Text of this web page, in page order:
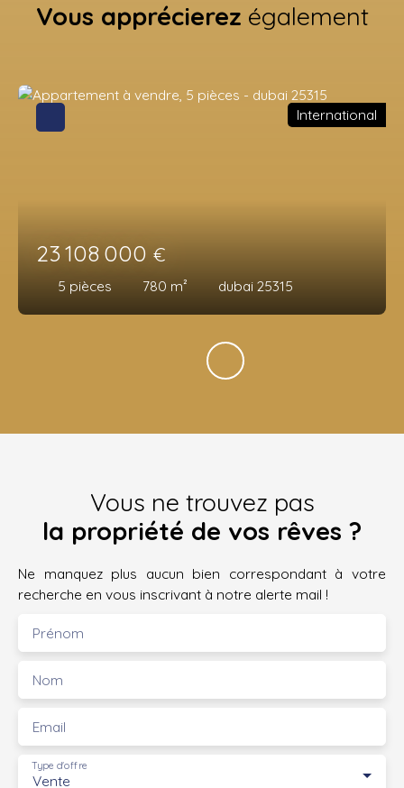
Vous apprécierez également
23 108 000 €
5 pièces 780 m² dubai 25315
International
Vous ne trouvez pas
la propriété de vos rêves ?
Ne manquez plus aucun bien correspondant à votre
recherche en vous inscrivant à notre alerte mail !
Prénom
Nom
Email
Vente
Type d'offre